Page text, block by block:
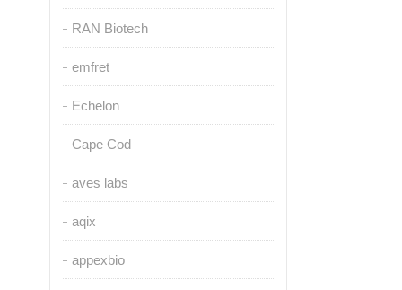
RAN Biotech
emfret
Echelon
Cape Cod
aves labs
aqix
appexbio